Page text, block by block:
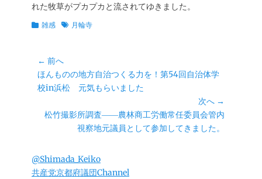
れた牧草がプカプカと流されてゆきました。
カ 雑感
タ 月輪寺
投
稿
ナ
ビ
ゲ
シ
ョ
← 前へ
前
の
稿:
ほんものの地方自治つくる力を！第54回自治体学
校in浜松 元気もらいました
次へ →
次
稿:
松竹撮影所調査――農林商工労働常任委員会管内
視察地元議員として参加してきました。
@Shimada_Keiko
共産党京都府議団Channel